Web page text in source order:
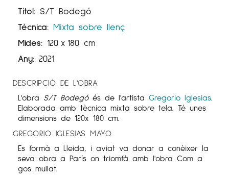
Títol: S/T Bodegó
Tècnica: Mixta sobre llenç
Mides: 120 x 180 cm
Any: 2021
DESCRIPCIÓ DE L'OBRA
L'obra S/T Bodegóés de l'artista Gregorio Iglesias.
Elaborada amb tècnica mixta sobre tela. Té unes
dimensions de 120x 180 cm.
GREGORIO IGLESIAS MAYO
Es formà a Lleida, i aviat va donar a conèixer la
seva obra a París on triomfà amb l'obra Com a
gos mullat.